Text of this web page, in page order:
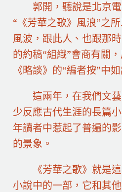
郭開，聽說是北京
“《芳華之歌》風浪”之
風波，跟此人、也跟那
的約稿“組織”會商有關
《略談》的“編者按”中如
這兩年，在我們文
少反應古代生涯的長篇
年讀者中惹起了普遍的
的景象。
《芳華之歌》就是
小說中的一部，它和其